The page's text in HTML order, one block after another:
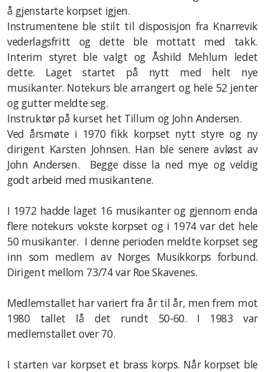
å gjenstarte korpset igjen.
Instrumentene ble stilt til disposisjon fra Knarrevik
vederlagsfritt og dette ble mottatt med takk.
Interim styret ble valgt og Åshild Mehlum ledet
dette. Laget startet på nytt med helt nye
musikanter. Notekurs ble arrangert og hele 52 jenter
og gutter meldte seg.
Instruktør på kurset het Tillum og John Andersen.
Ved årsmøte i 1970 fikk korpset nytt styre og ny
dirigent Karsten Johnsen. Han ble senere avløst av
John Andersen. Begge disse la ned mye og veldig
godt arbeid med musikantene.
I 1972 hadde laget 16 musikanter og gjennom enda
flere notekurs vokste korpset og i 1974 var det hele
50 musikanter. I denne perioden meldte korpset seg
inn som medlem av Norges Musikkorps forbund.
Dirigent mellom 73/74 var Roe Skavenes.
Medlemstallet har variert fra år til år, men frem mot
1980 tallet lå det rundt 50-60. I 1983 var
medlemstallet over 70.
I starten var korpset et brass korps. Når korpset ble